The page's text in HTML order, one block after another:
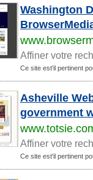
Washington
Affiner votre
Ce site est'il pertinent
Asheville
government
Affiner votre
Ce site est'il pertinent